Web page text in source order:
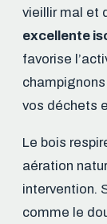
vieillir mal et
excellente
favorise
vos déchets
Le bois
aération
intervention.
comme le